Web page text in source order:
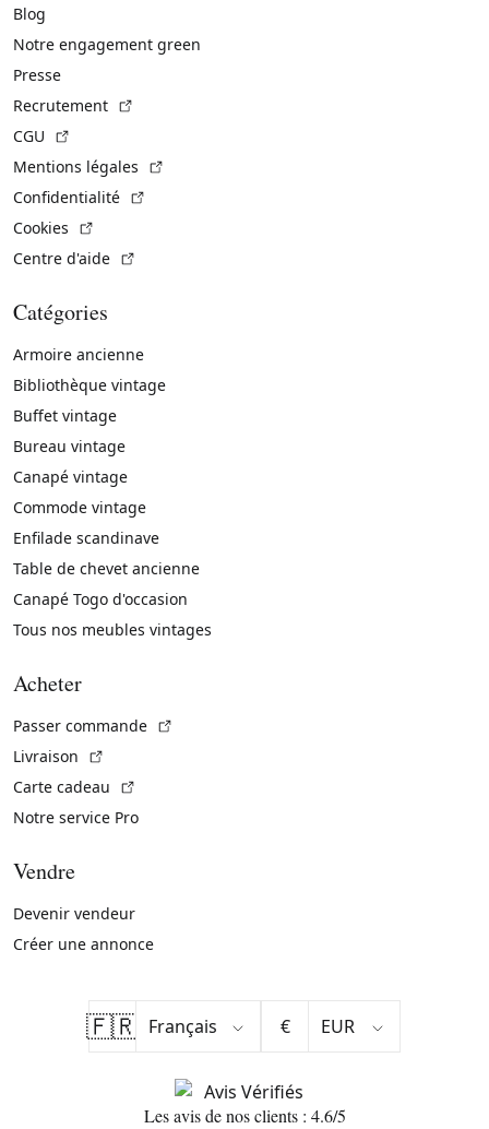
Blog
Notre engagement green
Presse
Recrutement
CGU
Mentions légales
Confidentialité
Cookies
Centre d'aide
Catégories
Armoire ancienne
Bibliothèque vintage
Buffet vintage
Bureau vintage
Canapé vintage
Commode vintage
Enfilade scandinave
Table de chevet ancienne
Canapé Togo d'occasion
Tous nos meubles vintages
Acheter
Passer commande
Livraison
Carte cadeau
Notre service Pro
Vendre
Devenir vendeur
Créer une annonce
🇫🇷 €
Les avis de nos clients : 4.6/5